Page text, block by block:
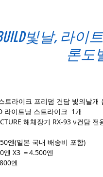
빛날, 라이트
론도
트라이크 프리덤 건담 빛의날
라이트닝 스트라이크 1개
해체장기 RX-93 ν건담
엔(일본 국내 배송비 포함)
엔 X3 ＝4.500엔
엔